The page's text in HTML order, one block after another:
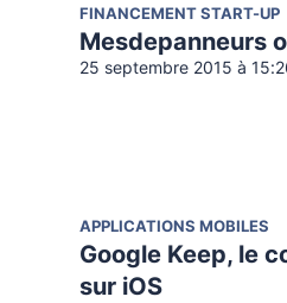
FINANCEMENT START-UP
Mesdepanneurs
25 septembre 2015 à
APPLICATIONS MOBILES
Google Keep, le
sur iOS